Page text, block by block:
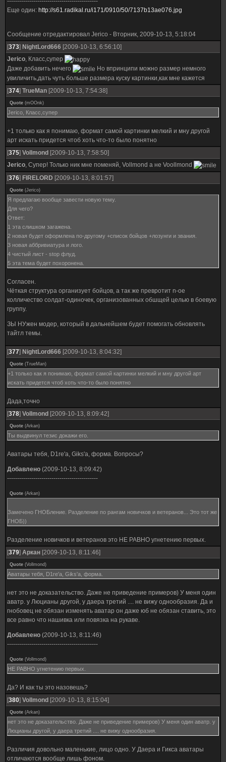
Еще один: http://s61.radikal.ru/i171/0910/50/7137b13ae076.jpg
Сообщение отредактировал Jerico - Вторник, 2009-10-13, 5:18:04
[373] NightLord666 [2009-10-13, 6:56:10]
Jerico, Класс,супер
Даже добавить нечего
Но впринципи можно размер немного
увиличить,дать чуть больше размера куску картинки,как мне кажется
[374] TrueMan [2009-10-13, 7:54:38]
Quote (mOOnk)
Jerico, Класс,супер
+1 только как я понимаю, формат самой картинки мелкий и мну другой
арт искать придется чтоб хоть что-то было понятно
[375] Vollmond [2009-10-13, 7:58:50]
Jerico, Супер! Только ник мне поменяй, Vollmond а не Voollmond
[376] FIRELORD [2009-10-13, 8:01:57]
Quote (Jerico)
Я предлагаю вообще завести новую тему.
Для чего?
Ответ:
1 эта слишком загажена.
2 новая будет оформлена по-другому +список бойцов +лозунги и звания.
3 новая аббривиатура и лого.
4 чистый лист - stop флуд.
5 эта тема будет похоронена.
Согласен.
Чёткая структура организует бойцов, а так же превротит n-ое
колличество солдат-одиночек, организованных обшщей целью в боевую
группу.
ЗЫ НУжен модер, который в дальнейшем будет помогать обновлять
тайтл темы.
[377] NightLord666 [2009-10-13, 8:04:32]
Quote (TrueMan)
+1 только как я понимаю, формат самой картинки мелкий и мну другой арт
искать придется чтоб хоть что-то было понятно
Дада,точно
[378] Vollmond [2009-10-13, 8:09:42]
Quote (Arkan)
Ты выдвинул тезис докажи его.
Аватары тебя, D1re'a, Giks'a, форма. Вопросы?
Добавлено (2009-10-13, 8:09:42)
---------------------------------------------
Quote (Arkan)
Замечено ГНОБление. Разделение по рангам новичков и ветеранов... Это тот же
ГНОБ))
Разделение новичков и ветеранов это НЕ РАВНО угнетению первых.
[379] Аркан [2009-10-13, 8:11:46]
Quote (Vollmond)
Аватары тебя, D1re'a, Giks'a, форма.
нет это не доказательство. Даже не приведение примеров) У меня один
аватр. у Люцианы другой, у даера третий .... не вижу однообразия. Да и
гнобовец не обязан изменять аватар он даже юб не обязан ставить, это
все равно что нашивка или повязка на рукаве.
Добавлено (2009-10-13, 8:11:46)
---------------------------------------------
Quote (Vollmond)
НЕ РАВНО угнетению первых.
Да? И как ты это назовешь?
[380] Vollmond [2009-10-13, 8:15:04]
Quote (Arkan)
нет это не доказательство. Даже не приведение примеров) У меня один аватр. у
Люцианы другой, у даера третий .... не вижу однообразия.
Различия довольно маленькие, лицо одно. У Даера и Гикса аватары
отличаются вообще лишь фоном.